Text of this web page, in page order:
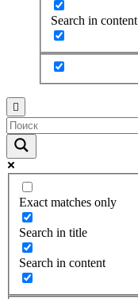
Search in content
Exact matches only
Search in title
Search in content